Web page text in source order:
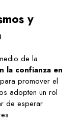
y
de la
la confianza en
promover el
adopten un rol
de esperar